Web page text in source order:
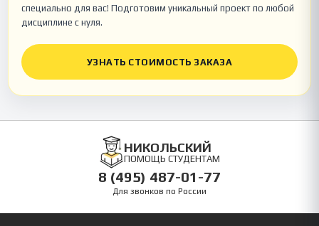
специально для вас! Подготовим уникальный проект по любой
дисциплине с нуля.
УЗНАТЬ СТОИМОСТЬ ЗАКАЗА
НИКОЛЬСКИЙ
ПОМОЩЬ СТУДЕНТАМ
8 (495) 487-01-77
Для звонков по России